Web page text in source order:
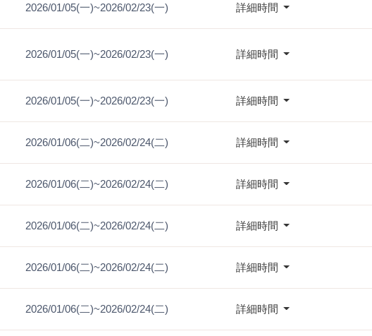
2026/01/05(一)~2026/02/23(一) 詳細時間
2026/01/05(一)~2026/02/23(一) 詳細時間
2026/01/05(一)~2026/02/23(一) 詳細時間
2026/01/06(二)~2026/02/24(二) 詳細時間
2026/01/06(二)~2026/02/24(二) 詳細時間
2026/01/06(二)~2026/02/24(二) 詳細時間
2026/01/06(二)~2026/02/24(二) 詳細時間
2026/01/06(二)~2026/02/24(二) 詳細時間